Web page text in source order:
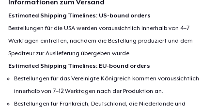
Informationen zum Versand
Estimated Shipping Timelines: US-bound orders
Bestellungen für die USA werden voraussichtlich innerhalb von 4–7
Werktagen eintreffen, nachdem die Bestellung produziert und dem
Spediteur zur Auslieferung übergeben wurde.
Estimated Shipping Timelines: EU-bound orders
Bestellungen für das Vereinigte Königreich kommen voraussichtlich
innerhalb von 7–12 Werktagen nach der Produktion an.
Bestellungen für Frankreich, Deutschland, die Niederlande und